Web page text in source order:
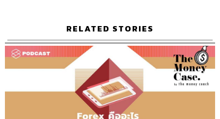
ABOUT THE HOST
THE STANDARD PODCAST
ทีมงาน THE STANDARD PODCAST
RELATED STORIES